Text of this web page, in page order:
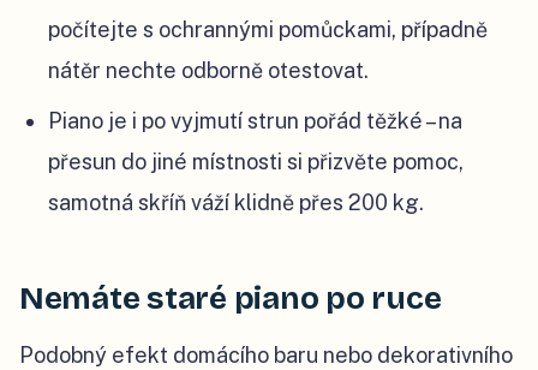
počítejte s ochrannými pomůckami, případně
nátěr nechte odborně otestovat.
Piano je i po vyjmutí strun pořád těžké – na
přesun do jiné místnosti si přizvěte pomoc,
samotná skříň váží klidně přes 200 kg.
Nemáte staré piano po ruce
Podobný efekt domácího baru nebo dekorativního